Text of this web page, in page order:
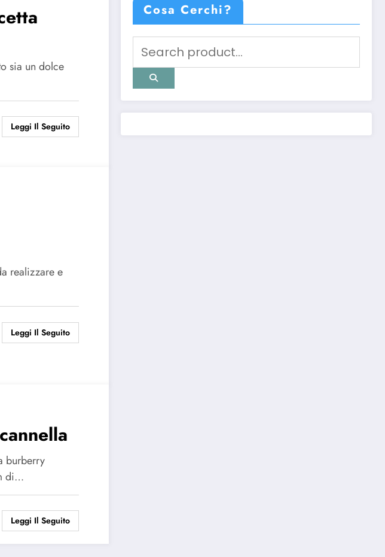
sia un dolce
Leggi Il Seguito
realizzare e
Leggi Il Seguito
burberry
di…
Leggi Il Seguito
Cosa Cerchi?